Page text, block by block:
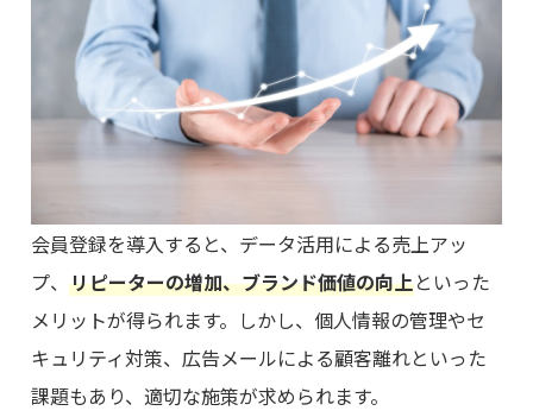
会員登録を導入すると、データ活用による売上アッ
プ、リピーターの増加、ブランド価値の向上といった
メリットが得られます。しかし、個人情報の管理やセ
キュリティ対策、広告メールによる顧客離れといった
課題もあり、適切な施策が求められます。